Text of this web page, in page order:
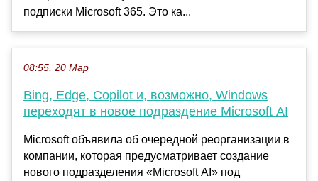
подписки Microsoft 365. Это ка...
08:55, 20 Мар
Bing, Edge, Copilot и, возможно, Windows
переходят в новое подраздение Microsoft AI
Microsoft объявила об очередной реорганизации в
компании, которая предусматривает создание
нового подразделения «Microsoft AI» под